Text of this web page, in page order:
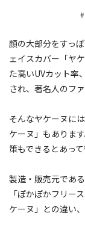
顔の大部分をすっ
ェイスカバー「ヤ
た高いUVカット率
され、著名人のフ
そんなヤケーヌに
ケーヌ」もありま
策もできるとあっ
製造・販売元であ
「ぽかぽかフリー
ケーヌ」との違い